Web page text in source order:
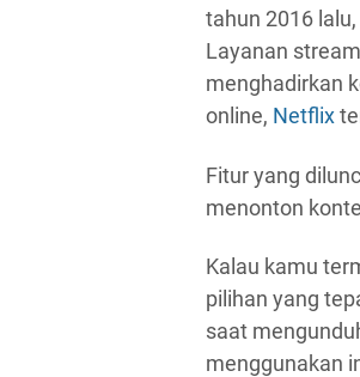
tahun 2016
Layanan
menghadirkan
online, Netflix
Fitur yang
menonton
Kalau kamu
pilihan yang
saat
menggunakan